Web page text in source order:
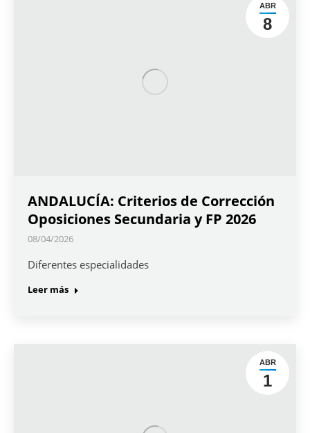
ABR
8
ANDALUCÍA: Criterios de Corrección
Oposiciones Secundaria y FP 2026
08/04/2026
Diferentes especialidades
Leer más
ABR
1